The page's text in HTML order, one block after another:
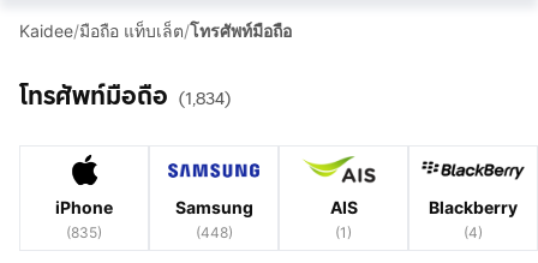
Kaidee/มือถือ แท็บเล็ต/โทรศัพท์มือถือ
โทรศัพท์มือถือ (1,834)
iPhone
(835)
Samsung
(448)
AIS
(1 )
Blackberry
(4)